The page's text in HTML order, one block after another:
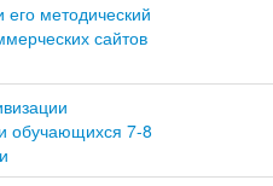
его методический
сайтов
обучающихся 7-8